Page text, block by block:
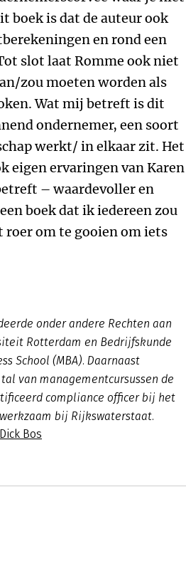
boek is dat de auteur ook
en rond een
slot laat Romme ook niet
zou moeten worden als
Wat mij betreft is dit
ondernemer, een soort
werkt/ in elkaar zit. Het
eigen ervaringen van Karen
– waardevoller en
boek dat ik iedereen zou
roer om te gooien om iets
onder andere Rechten aan
Rotterdam en Bedrijfskunde
School (MBA). Daarnaast
van managementcursussen de
compliance officer bij het
bij Rijkswaterstaat.
Bos